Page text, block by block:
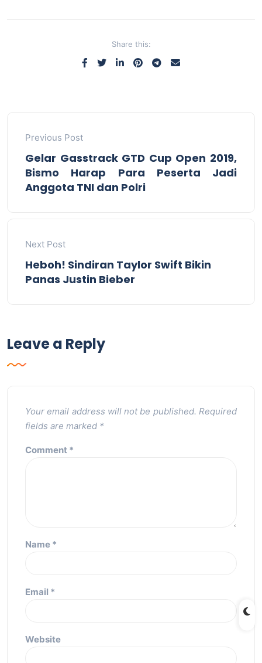
Share this:
Previous Post
Gelar Gasstrack GTD Cup Open 2019,
Bismo Harap Para Peserta Jadi
Anggota TNI dan Polri
Next Post
Heboh! Sindiran Taylor Swift Bikin
Panas Justin Bieber
Leave a Reply
Your email address will not be published. Required
fields are marked *
Comment *
Name *
Email *
Website